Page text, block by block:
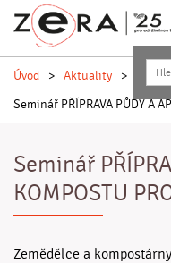
Úvod > Aktuality
>
Seminář PŘÍPRAVA PŮDY A
Seminář
KOMPOSTU
Zemědělce a